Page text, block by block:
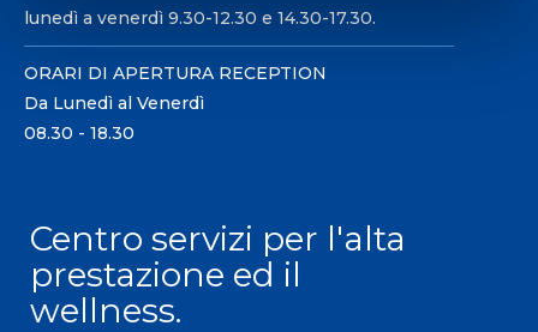
lunedì a venerdì 9.30-12.30 e 14.30-17.30.
ORARI DI APERTURA RECEPTION
Da Lunedì al Venerdì
08.30 - 18.30
Centro servizi per l'alta
prestazione ed il
wellness.